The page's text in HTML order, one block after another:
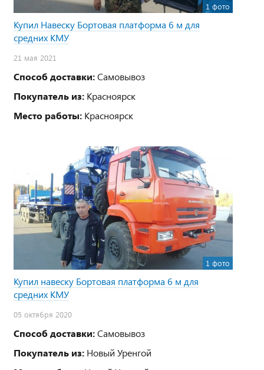
1 фото
Купил Навеску Бортовая платформа 6 м для
средних КМУ
21 мая 2021
Способ доставки:Самовывоз
Покупатель из: Красноярск
Место работы: Красноярск
1 фото
Купил навеску Бортовая платформа 6 м для
средних КМУ
05 октября 2020
Способ доставки:Самовывоз
Покупатель из: Новый Уренгой